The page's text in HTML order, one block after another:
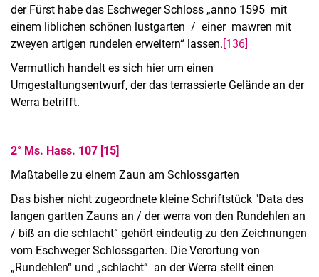
der Fürst habe das Eschweger Schloss „anno 1595 mit
einem liblichen schönen lustgarten / einer mawren mit
zweyen artigen rundelen erweitern“ lassen.[136]
Vermutlich handelt es sich hier um einen
Umgestaltungsentwurf, der das terrassierte Gelände an der
Werra betrifft.
2° Ms. Hass. 107 [15]
Maßtabelle zu einem Zaun am Schlossgarten
Das bisher nicht zugeordnete kleine Schriftstück "Data des
langen gartten Zauns an / der werra von den Rundehlen an
/ biß an die schlacht“ gehört eindeutig zu den Zeichnungen
vom Eschweger Schlossgarten. Die Verortung von
„Rundehlen“ und „schlacht“ an der Werra stellt einen